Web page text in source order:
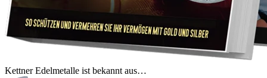
Kettner Edelmetalle ist bekannt aus…